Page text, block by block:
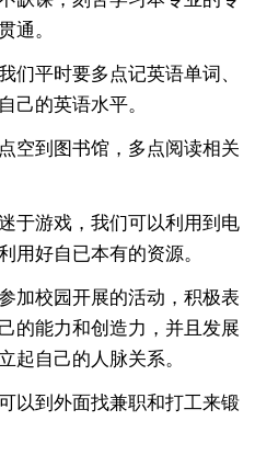
通。
们平时要多点记英语单词、
己的英语水平。
空到图书馆，多点阅读相关
于游戏，我们可以利用到电
用好自已本有的资源。
加校园开展的活动，积极表
的能力和创造力，并且发展
起自己的人脉关系。
以到外面找兼职和打工来锻